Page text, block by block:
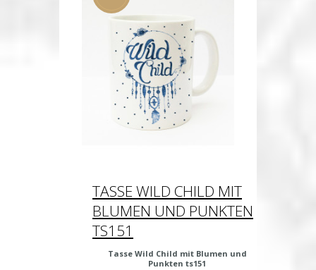
TASSE WILD CHILD MIT
BLUMEN UND PUNKTEN
TS151
Tasse Wild Child mit Blumen und
Punkten ts151